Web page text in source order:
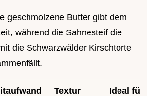
geschmolzene Butter gibt dem
während die Sahnesteif die
die Schwarzwälder Kirschtorte
Textur Ideal für